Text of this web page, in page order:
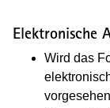
Elektronische
Wird das